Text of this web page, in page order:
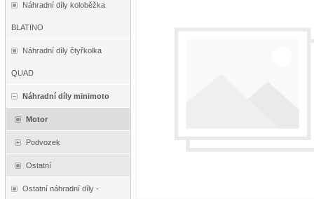
Náhradní díly koloběžka
BLATINO
Náhradní díly čtyřkolka
QUAD
Náhradní díly minimoto
Motor
Podvozek
Ostatní
Ostatní náhradní díly -